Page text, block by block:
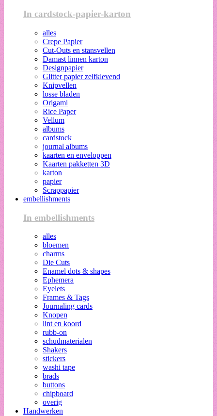
In cardstock-papier-karton
alles
Crepe Papier
Cut-Outs en stansvellen
Damast linnen karton
Designpapier
Glitter papier zelfklevend
Knipvellen
losse bladen
Origami
Rice Paper
Vellum
albums
cardstock
journal albums
kaarten en enveloppen
Kaarten pakketten 3D
karton
papier
Scrappapier
embellishments
In embellishments
alles
bloemen
charms
Die Cuts
Enamel dots & shapes
Ephemera
Eyelets
Frames & Tags
Journaling cards
Knopen
lint en koord
rubb-on
schudmaterialen
Shakers
stickers
washi tape
brads
buttons
chipboard
overig
Handwerken